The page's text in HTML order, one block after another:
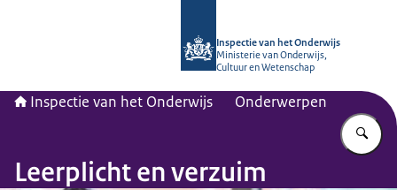
Inspectie van het Onderwijs
Ministerie van Onderwijs,
Cultuur en Wetenschap
Inspectie van het Onderwijs Onderwerpen
Leerplicht en verzuim